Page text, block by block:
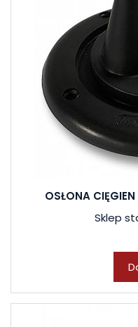
OSŁONA
Sklep